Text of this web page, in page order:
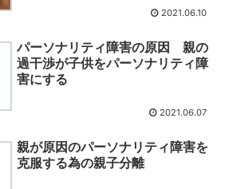
2021.06.10
パーソナリティ障害の原因 親の
過干渉が子供をパーソナリティ障
害にする
2021.06.07
親が原因のパーソナリティ障害を
克服する為の親子分離